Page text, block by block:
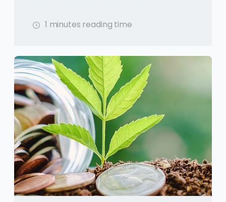
1 minutes reading time